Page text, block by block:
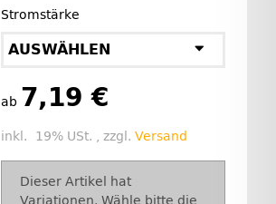
Stromstärke
AUSWÄHLEN
ab 7,19 €
inkl. 19% USt. , zzgl. Versand
x
Dieser Artikel hat
Variationen. Wähle bitte die